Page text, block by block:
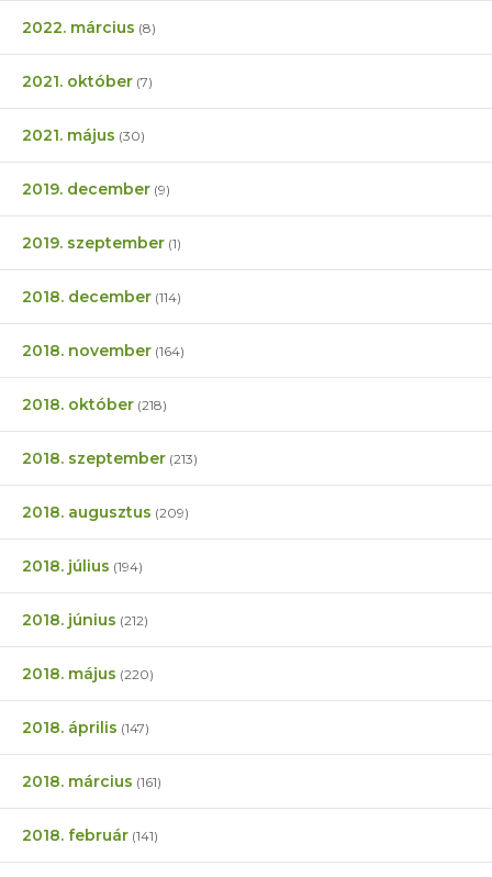
2022. március (8)
2021. október (7)
2021. május (30)
2019. december (9)
2019. szeptember (1)
2018. december (114)
2018. november (164)
2018. október (218)
2018. szeptember (213)
2018. augusztus (209)
2018. július (194)
2018. június (212)
2018. május (220)
2018. április (147)
2018. március (161)
2018. február (141)